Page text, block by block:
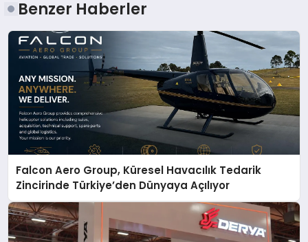
Benzer Haberler
Falcon Aero Group, Küresel Havacılık Tedarik
Zincirinde Türkiye’den Dünyaya Açılıyor